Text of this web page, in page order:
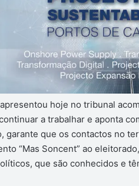
hoje no tribunal
a trabalhar e aponta
garante que os contactos no
“Mas Soncent” ao
que são conhecidos e